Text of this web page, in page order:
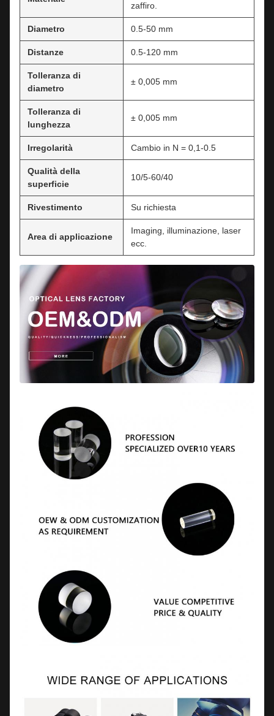
zaffiro.
Diametro 0.5-50 mm
Distanze 0.5-120 mm
Tolleranza di
diametro
± 0,005 mm
Tolleranza di
lunghezza
± 0,005 mm
Irregolarità Cambio in N = 0,1-0.5
Qualità della
superficie
10/5-60/40
Rivestimento Su richiesta
Area di applicazione
Imaging, illuminazione, laser
ecc.